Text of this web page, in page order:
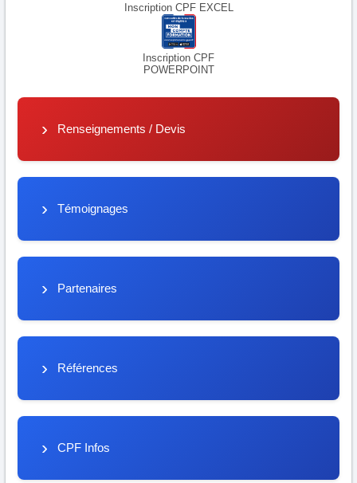
Inscription CPF EXCEL
Inscription CPF
POWERPOINT
Renseignements / Devis
Témoignages
Partenaires
Références
CPF Infos